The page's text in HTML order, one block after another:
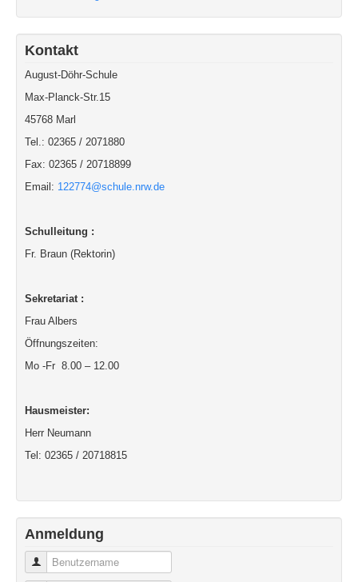
Kontakt
August-Döhr-Schule
Max-Planck-Str.15
45768 Marl
Tel.: 02365 / 2071880
Fax: 02365 / 20718899
Email: 122774@schule.nrw.de
Schulleitung :
Fr. Braun (Rektorin)
Sekretariat :
Frau Albers
Öffnungszeiten:
Mo -Fr 8.00 – 12.00
Hausmeister:
Herr Neumann
Tel: 02365 / 20718815
Anmeldung
Benutzername